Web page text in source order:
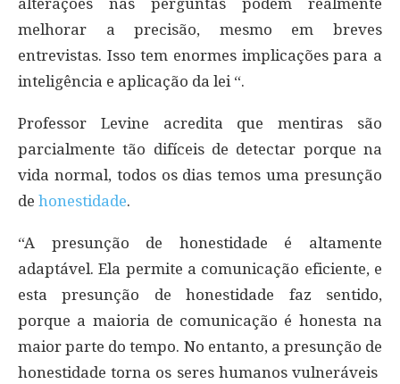
melhorar a precisão, mesmo em breves
entrevistas. Isso tem enormes implicações para a
inteligência e aplicação da lei “.
Professor Levine acredita que mentiras são
parcialmente tão difíceis de detectar porque na
vida normal, todos os dias temos uma presunção
de honestidade.
“A presunção de honestidade é altamente
adaptável. Ela permite a comunicação eficiente, e
esta presunção de honestidade faz sentido,
porque a maioria de comunicação é honesta na
maior parte do tempo. No entanto, a presunção de
honestidade torna os seres humanos vulneráveis ​​